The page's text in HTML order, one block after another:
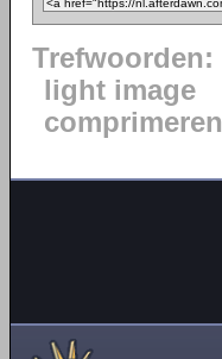
Trefwoorden:
light image
comprimeren